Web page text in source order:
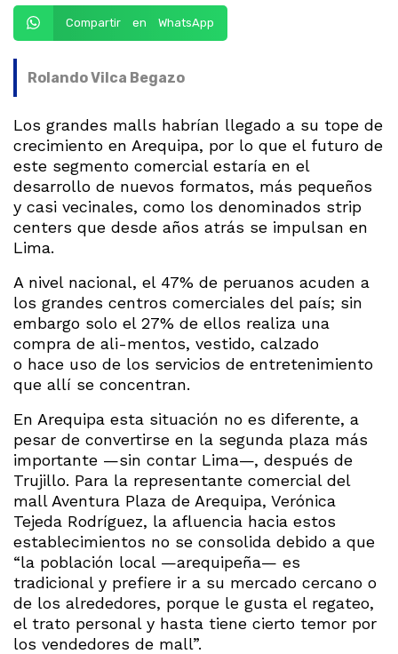
Compartir en WhatsApp
Rolando Vilca Begazo
Los grandes malls habrían llegado a su tope de
crecimiento en Arequipa, por lo que el futuro de
este segmento comercial estaría en el
desarrollo de nuevos formatos, más pequeños
y casi vecinales, como los denominados strip
centers que desde años atrás se impulsan en
Lima.
A nivel nacional, el 47% de peruanos acuden a
los grandes centros comerciales del país; sin
embargo solo el 27% de ellos realiza una
compra de ali-mentos, vestido, calzado
o hace uso de los servicios de entretenimiento
que allí se concentran.
En Arequipa esta situación no es diferente, a
pesar de convertirse en la segunda plaza más
importante —sin contar Lima—, después de
Trujillo. Para la representante comercial del
mall Aventura Plaza de Arequipa, Verónica
Tejeda Rodríguez, la afluencia hacia estos
establecimientos no se consolida debido a que
“la población local —arequipeña— es
tradicional y prefiere ir a su mercado cercano o
de los alrededores, porque le gusta el regateo,
el trato personal y hasta tiene cierto temor por
los vendedores de mall”.